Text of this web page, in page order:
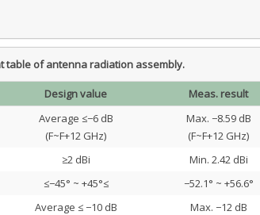
table of antenna radiation assembly.
Design value Meas. result
Average ≤−6 dB
(F~F+12 GHz)
Max. −8.59 dB
(F~F+12 GHz)
≥2 dBi
Min. 2.42 dBi
≤−45° ~ +45°≤
−52.1° ~ +56.6°
Average ≤ −10 dB Max. −12 dB